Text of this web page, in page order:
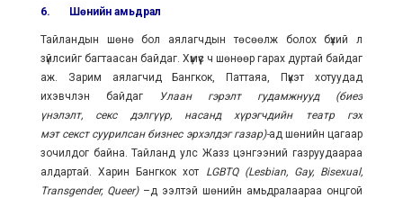
6. Шөнийн амьдрал
Тайландын шөнө бол аялагчдын төсөөлж болох бүхий л
зүйлсийг багтаасан байдаг. Хүмүүс ч шөнөөр гарах дуртай байдаг
аж. Зарим аялагчид Бангкок, Паттаяа, Пүкэт хотуудад
ихэвчлэн байдаг Улаан гэрэлт гудамжнууд (биеэ
үнэлэлт, секс дэлгүүр, насанд хүрэгчдийн театр гэх
мэт секст суурилсан бизнес эрхэлдэг газар)-ад шөнийн цагаар
зочилдог байна. Тайланд улс Жазз цэнгээний газруудаараа
алдартай. Харин Бангкок хот
LGBTQ (Lesbian, Gay, Bisexual,
Transgender, Queer) –д ээлтэй шөнийн амьдралаараа онцгой